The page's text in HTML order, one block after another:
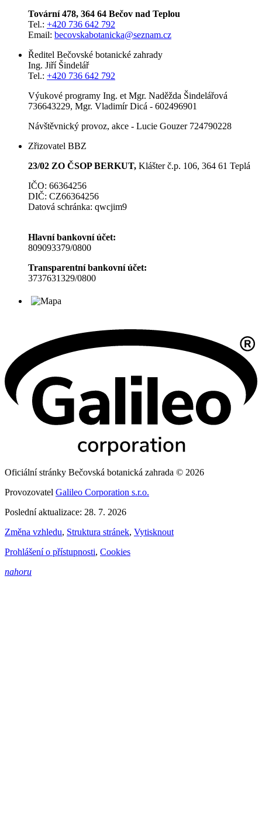
Tovární 478, 364 64 Bečov nad Teplou
Tel.: +420 736 642 792
Email: becovskabotanicka@seznam.cz
Ředitel Bečovské botanické zahrady
Ing. Jiří Šindelář
Tel.: +420 736 642 792
Výukové programy Ing. et Mgr. Naděžda Šindelářová
736643229, Mgr. Vladimír Dicá - 602496901
Návštěvnický provoz, akce - Lucie Gouzer 724790228
Zřizovatel BBZ
23/02 ZO ČSOP BERKUT, Klášter č.p. 106, 364 61 Teplá
IČO: 66364256
DIČ: CZ66364256
Datová schránka: qwcjim9
Hlavní bankovní účet:
809093379/0800
Transparentní bankovní účet:
3737631329/0800
Oficiální stránky Bečovská botanická zahrada © 2026
Provozovatel Galileo Corporation s.r.o.
Poslední aktualizace: 28. 7. 2026
Změna vzhledu, Struktura stránek, Vytisknout
Prohlášení o přístupnosti, Cookies
nahoru